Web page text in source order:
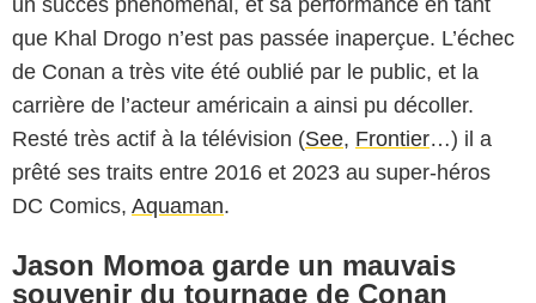
que Khal Drogo n’est pas passée inaperçue. L’échec
de Conan a très vite été oublié par le public, et la
carrière de l’acteur américain a ainsi pu décoller.
Resté très actif à la télévision (See, Frontier…) il a
prêté ses traits entre 2016 et 2023 au super-héros
DC Comics, Aquaman.
Jason Momoa garde un mauvais
souvenir du tournage de Conan